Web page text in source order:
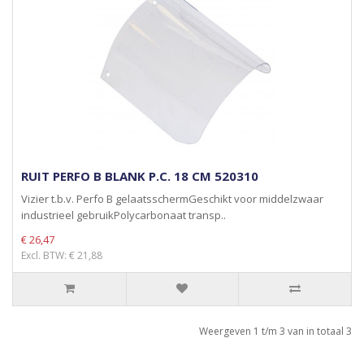
RUIT PERFO B BLANK P.C. 18 CM 520310
Vizier t.b.v. Perfo B gelaatsschermGeschikt voor middelzwaar
industrieel gebruikPolycarbonaat transp..
€ 26,47
Excl. BTW: € 21,88
Weergeven 1 t/m 3 van in totaal 3